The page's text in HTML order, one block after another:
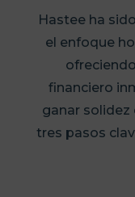
Hastee ha
el enfoque
financiero
ganar solidez
tres pasos